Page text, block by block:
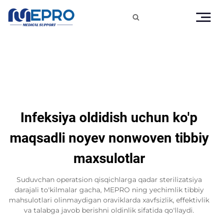

Infeksiya oldidish uchun ko'p
maqsadli noyev nonwoven tibbiy
maxsulotlar
Suduvchan operatsion qisqichlarga qadar sterilizatsiya
darajali to'kilmalar gacha, MEPRO ning yechimlik tibbiy
mahsulotlari olinmaydigan oraviklarda xavfsizlik, effektivlik
va talabga javob berishni oldinlik sifatida qo'llaydi.